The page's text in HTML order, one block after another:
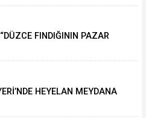
FINDIĞININ PAZAR
HEYELAN MEYDANA